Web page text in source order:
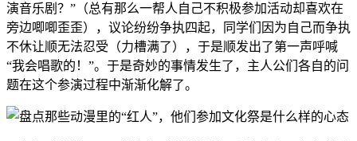
演音乐剧？”（总有那么一帮人自己不积极参加活动却喜欢在
旁边唧唧歪歪），议论纷纷争执四起，同学们因为自己而争执
不休让顺无法忍受（力槽满了），于是顺发出了第一声呼喊
“我会唱歌的！”。于是奇妙的事情发生了，主人公们各自的问
题在这个参演过程中渐渐化解了。